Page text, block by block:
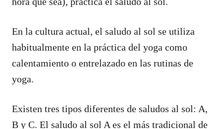
En la cultura actual, el saludo al sol se utiliza
habitualmente en la práctica del yoga como
calentamiento o entrelazado en las rutinas de
yoga.
Existen tres tipos diferentes de saludos al sol: A,
B y C. El saludo al sol A es el más tradicional de